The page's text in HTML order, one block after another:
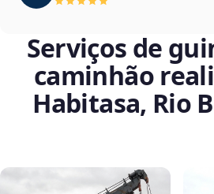
Serviços de
caminhão
Habitasa, Rio